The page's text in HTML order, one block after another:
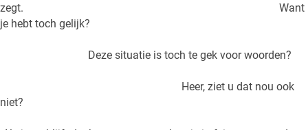
zegt. Want
je hebt toch gelijk?
Deze situatie is toch te gek voor woorden?
Heer, ziet u dat nou ook
niet?